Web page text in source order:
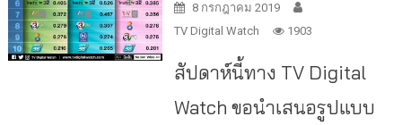
8 กรกฎาคม 2019
TV Digital Watch
1903
สัปดาห์นี้ทาง TV Digital
Watch ขอนำเสนอรูปแบบ